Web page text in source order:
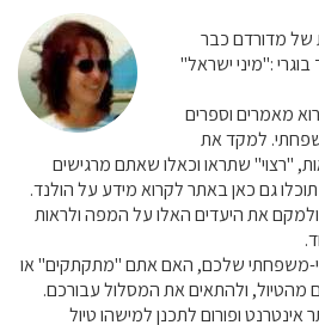
של מדורדם כבר
:"מיני ישראל"
מאמרים וספרים
למקד את
"רצוי" שתראו וכאלו שאתם מרגישים
גם כאן באתר לקרוא מידע על הולנד.
את היעדים האלו על המפה ולראות
משפחתי שלכם, האם אתם "מתקתקים" או
מהטיול, ולהתאים את המסלול עבורכם.
ופורום לתכנן למישהו טיול